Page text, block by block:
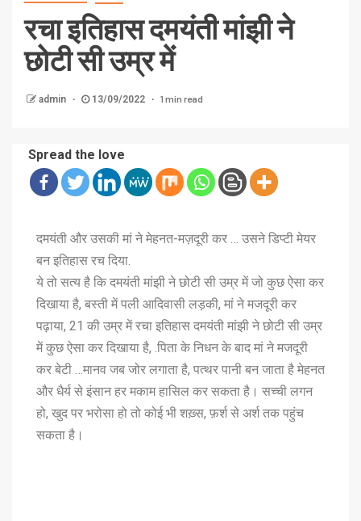
रचा इतिहास दमयंती मांझी ने
छोटी सी उम्र में
admin 13/09/2022 1 min read
Spread the love
दमयंती और उसकी मां ने मेहनत-मज़दूरी कर … उसने डिप्टी मेयर
बन इतिहास रच दिया.
ये तो सत्य है कि दमयंती मांझी ने छोटी सी उम्र में जो कुछ ऐसा कर
दिखाया है, बस्ती में पली आदिवासी लड़की, मां ने मजदूरी कर
पढ़ाया, 21 की उम्र में रचा इतिहास दमयंती मांझी ने छोटी सी उम्र
में कुछ ऐसा कर दिखाया है, .पिता के निधन के बाद मां ने मजदूरी
कर बेटी …मानव जब जोर लगाता है, पत्थर पानी बन जाता है मेहनत
और धैर्य से इंसान हर मकाम हासिल कर सकता है। सच्ची लगन
हो, खुद पर भरोसा हो तो कोई भी शख़्स, फ़र्श से अर्श तक पहुंच
सकता है।